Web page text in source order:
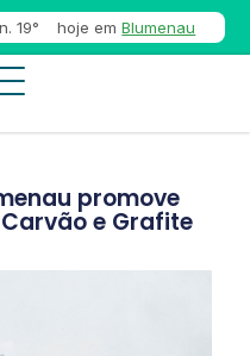
19° hoje em Blumenau
promove
e Grafite